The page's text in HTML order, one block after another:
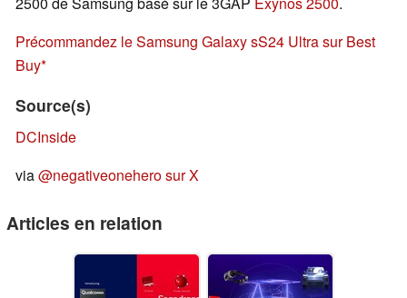
Précommandez le Samsung Galaxy sS24 Ultra sur Best
Buy
Source(s)
DCInside
via@negativeonehero sur X
Articles en relation